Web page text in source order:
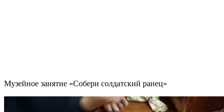
Музейное занятие «Собери солдатский ранец»